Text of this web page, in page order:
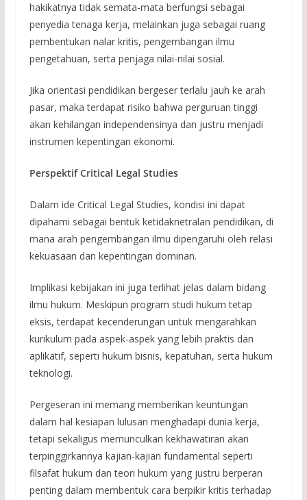
hakikatnya tidak semata-mata berfungsi sebagai
penyedia tenaga kerja, melainkan juga sebagai ruang
pembentukan nalar kritis, pengembangan ilmu
pengetahuan, serta penjaga nilai-nilai sosial.
Jika orientasi pendidikan bergeser terlalu jauh ke arah
pasar, maka terdapat risiko bahwa perguruan tinggi
akan kehilangan independensinya dan justru menjadi
instrumen kepentingan ekonomi.
Perspektif Critical Legal Studies
Dalam ide Critical Legal Studies, kondisi ini dapat
dipahami sebagai bentuk ketidaknetralan pendidikan, di
mana arah pengembangan ilmu dipengaruhi oleh relasi
kekuasaan dan kepentingan dominan.
Implikasi kebijakan ini juga terlihat jelas dalam bidang
ilmu hukum. Meskipun program studi hukum tetap
eksis, terdapat kecenderungan untuk mengarahkan
kurikulum pada aspek-aspek yang lebih praktis dan
aplikatif, seperti hukum bisnis, kepatuhan, serta hukum
teknologi.
Pergeseran ini memang memberikan keuntungan
dalam hal kesiapan lulusan menghadapi dunia kerja,
tetapi sekaligus memunculkan kekhawatiran akan
terpinggirkannya kajian-kajian fundamental seperti
filsafat hukum dan teori hukum yang justru berperan
penting dalam membentuk cara berpikir kritis terhadap